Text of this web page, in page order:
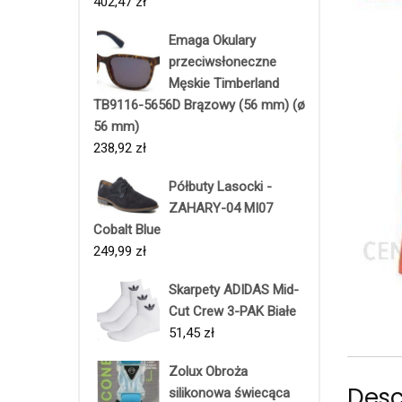
Emaga Okulary
przeciwsłoneczne
Męskie Timberland
TB9116-5656D Brązowy (56 mm) (ø
56 mm)
238,92 zł
Półbuty Lasocki -
ZAHARY-04 MI07
Cobalt Blue
249,99 zł
Skarpety ADIDAS Mid-
Cut Crew 3-PAK Białe
51,45 zł
Zolux Obroża
silikonowa świecąca